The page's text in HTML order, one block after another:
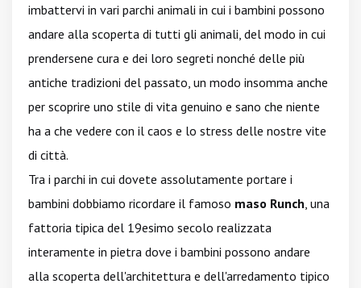
imbattervi in vari parchi animali in cui i bambini possono
andare alla scoperta di tutti gli animali, del modo in cui
prendersene cura e dei loro segreti nonché delle più
antiche tradizioni del passato, un modo insomma anche
per scoprire uno stile di vita genuino e sano che niente
ha a che vedere con il caos e lo stress delle nostre vite
di città.
Tra i parchi in cui dovete assolutamente portare i
bambini dobbiamo ricordare il famoso maso Runch, una
fattoria tipica del 19esimo secolo realizzata
interamente in pietra dove i bambini possono andare
alla scoperta dell'architettura e dell'arredamento tipico